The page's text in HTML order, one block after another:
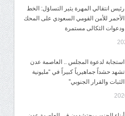
رئيس انتقالي المهرة يثير التساؤل: الخط
الأحمر للأمن القومي السعودي على المحك
ودعوات الثكالى مستمرة
استجابة لدعوة المجلس .. العاصمة عدن
تشهد حشداً جماهيرياً كبيراً في “مليونية
الثبات والقرار الجنوبي”